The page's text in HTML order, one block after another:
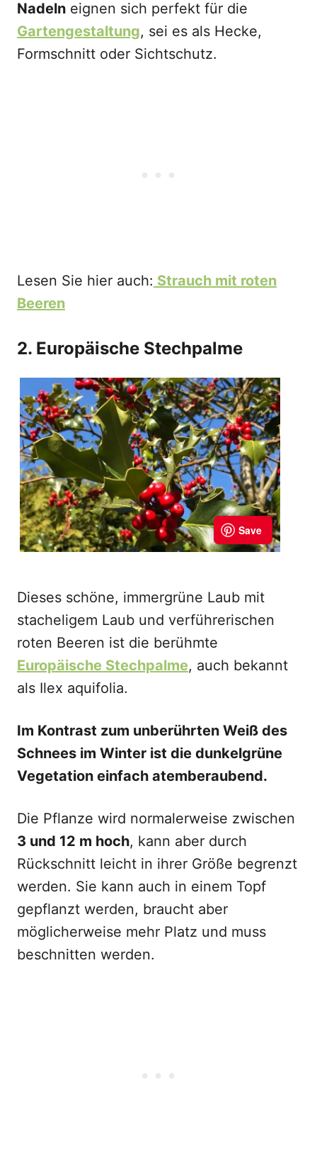
Nadeln eignen sich perfekt für die
Gartengestaltung, sei es als Hecke,
Formschnitt oder Sichtschutz.
Lesen Sie hier auch: Strauch mit roten
Beeren
2. Europäische Stechpalme
Dieses schöne, immergrüne Laub mit
stacheligem Laub und verführerischen
roten Beeren ist die berühmte
Europäische Stechpalme, auch bekannt
als Ilex aquifolia.
Im Kontrast zum unberührten Weiß des
Schnees im Winter ist die dunkelgrüne
Vegetation einfach atemberaubend.
Die Pflanze wird normalerweise zwischen
3 und 12 m hoch, kann aber durch
Rückschnitt leicht in ihrer Größe begrenzt
werden. Sie kann auch in einem Topf
gepflanzt werden, braucht aber
möglicherweise mehr Platz und muss
beschnitten werden.